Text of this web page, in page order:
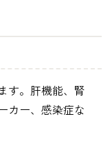
す。肝機能、腎
カー、感染症な